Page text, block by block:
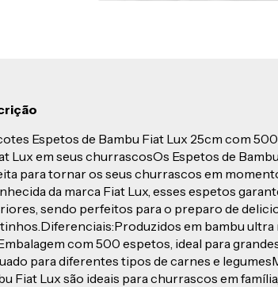
Espetos de Bambu Fiat Lux 25cm com
Lux em seus churrascosOs Espetos de
para tornar os seus churrascos em
da marca Fiat Lux, esses espetos
sendo perfeitos para o preparo de
em bambu
com 500 espetos, ideal para
para diferentes tipos de carnes e
Fiat Lux são ideais para churrascos em